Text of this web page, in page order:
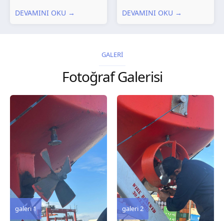
PUBLICATIONS New
remarks 127 Korea
DEVAMINI OKU →
PUBLICATIONS New
2026 Chart
Title, limits and other
remarks 67 Gulf of...
DEVAMINI OKU →
GALERİ
Fotoğraf Galerisi
galeri 2
galeri 3